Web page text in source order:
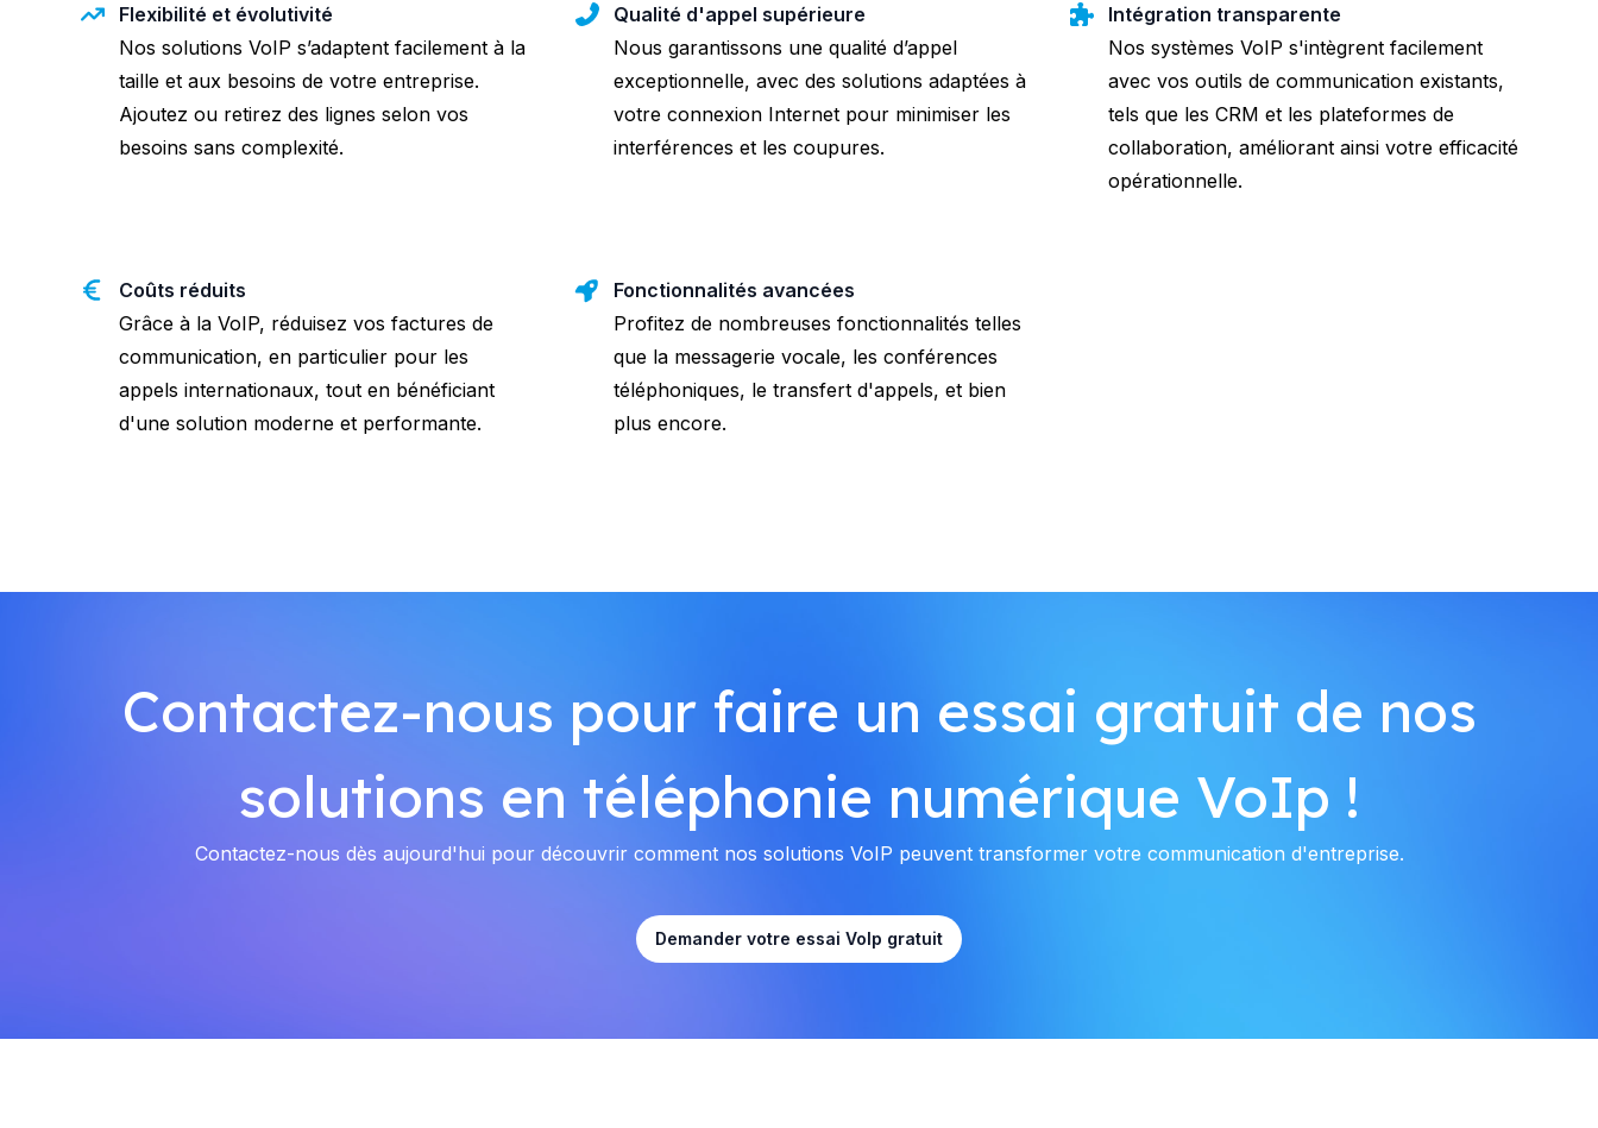
Flexibilité et évolutivité
Nos solutions VoIP s’adaptent facilement à la
taille et aux besoins de votre entreprise.
Ajoutez ou retirez des lignes selon vos
besoins sans complexité.
Qualité d'appel supérieure
Nous garantissons une qualité d’appel
exceptionnelle, avec des solutions adaptées à
votre connexion Internet pour minimiser les
interférences et les coupures.
Intégration transparente
Nos systèmes VoIP s'intègrent facilement
avec vos outils de communication existants,
tels que les CRM et les plateformes de
collaboration, améliorant ainsi votre efficacité
opérationnelle.
Coûts réduits
Grâce à la VoIP, réduisez vos factures de
communication, en particulier pour les
appels internationaux, tout en bénéficiant
d'une solution moderne et performante.
Fonctionnalités avancées
Profitez de nombreuses fonctionnalités telles
que la messagerie vocale, les conférences
téléphoniques, le transfert d'appels, et bien
plus encore.
Contactez-nous pour faire un essai gratuit de nos
solutions en téléphonie numérique VoIp !
Contactez-nous dès aujourd'hui pour découvrir comment nos solutions VoIP peuvent transformer votre communication d'entreprise.
Demander votre essai VoIp gratuit